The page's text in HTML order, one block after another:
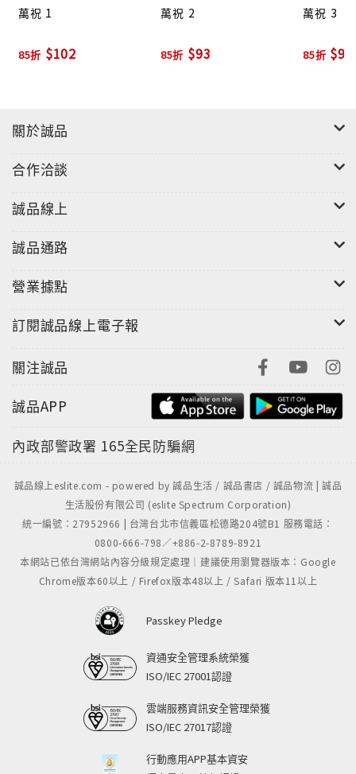
萬祝 1
85折 $102
萬祝 2
85折 $93
萬祝 3
85折 $93
關於誠品
合作洽談
誠品線上
誠品通路
營業據點
訂閱誠品線上電子報
關注誠品
誠品APP
內政部警政署 165全民防騙網
誠品線上eslite.com - powered by 誠品生活 / 誠品書店 / 誠品物流 | 誠品
生活股份有限公司 (eslite Spectrum Corporation)
統一編號：27952966 | 台灣台北市信義區松德路204號B1 服務電話：
0800-666-798／+886-2-8789-8921
本網站已依台灣網站內容分級規定處理｜建議使用瀏覽器版本：Google
Chrome版本60以上 / Firefox版本48以上 / Safari 版本11以上
Passkey Pledge
資通安全管理系統榮獲
ISO/IEC 27001認證
雲端服務資訊安全管理榮獲
ISO/IEC 27017認證
行動應用APP基本資安